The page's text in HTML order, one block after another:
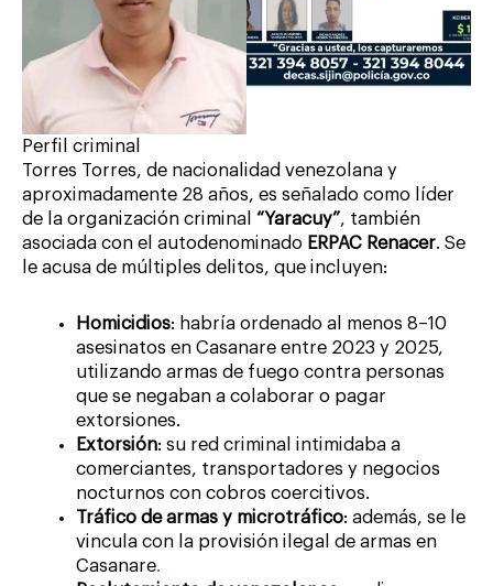
Perfil criminal
Torres Torres, de nacionalidad venezolana y
aproximadamente 28 años, es señalado como líder
de la organización criminal “Yaracuy”, también
asociada con el autodenominado ERPAC Renacer. Se
le acusa de múltiples delitos, que incluyen:
Homicidios: habría ordenado al menos 8–10
asesinatos en Casanare entre 2023 y 2025,
utilizando armas de fuego contra personas
que se negaban a colaborar o pagar
extorsiones.
Extorsión: su red criminal intimidaba a
comerciantes, transportadores y negocios
nocturnos con cobros coercitivos.
Tráfico de armas y microtráfico: además, se le
vincula con la provisión ilegal de armas en
Casanare.